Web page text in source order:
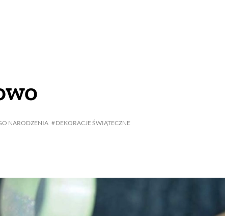
NARODZENIA DEKORACJE ŚWIĄTECZNE
OGRODU
EKO ŻYCIE
ZRÓB TO SAM
GŁÓWNE CIASTA I DESERY DODATKI